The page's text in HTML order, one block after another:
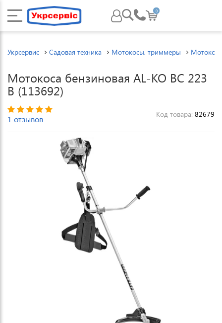
0
Укрсервис Садовая техника Мотокосы, триммеры
Мотокоса бензиновая AL-KO BC 223
B (113692)
1 отзывов Код товара: 82679